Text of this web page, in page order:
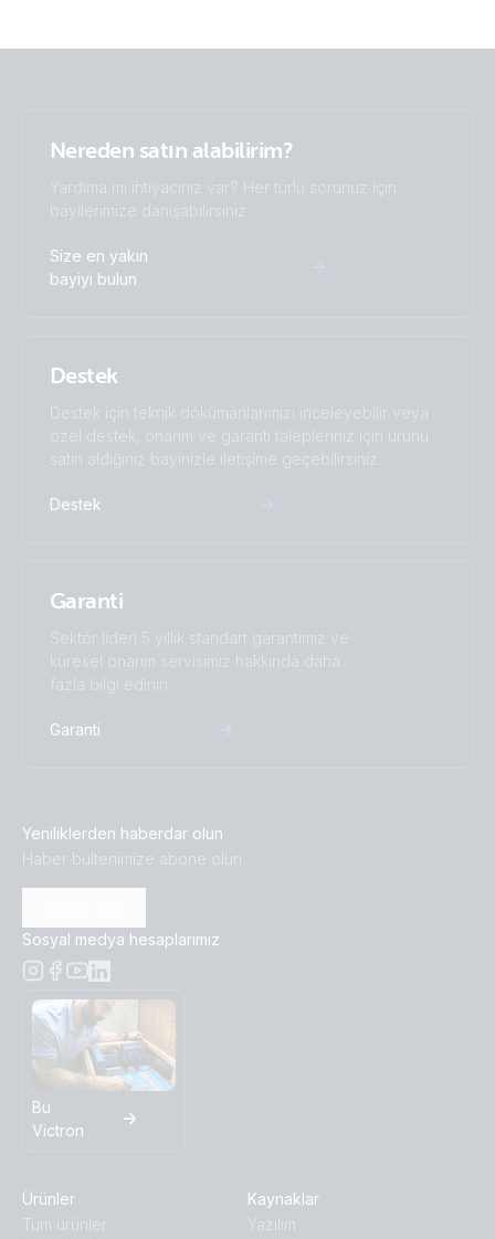
Nereden satın alabilirim?
Yardıma mı ihtiyacınız var? Her türlü sorunuz için
bayilerimize danışabilirsiniz.
Size en yakın
bayiyi bulun
Destek
Destek için teknik dökümanlarımızı inceleyebilir veya
özel destek, onarım ve garanti talepleriniz için ürünü
satın aldığınız bayinizle iletişime geçebilirsiniz.
Destek
Garanti
Sektör lideri 5 yıllık standart garantimiz ve
küresel onarım servisimiz hakkında daha
fazla bilgi edinin.
Garanti
Yeniliklerden haberdar olun
Haber bültenimize abone olun
Sosyal medya hesaplarımız
Bu
Victron
Ürünler
Tüm ürünler
Kaynaklar
Yazılım